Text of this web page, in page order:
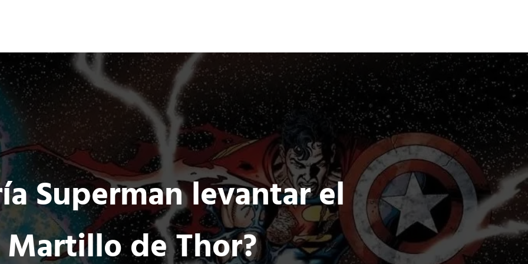
Comunidad de Ocio Online
Superman levantar el
Martillo de Thor?